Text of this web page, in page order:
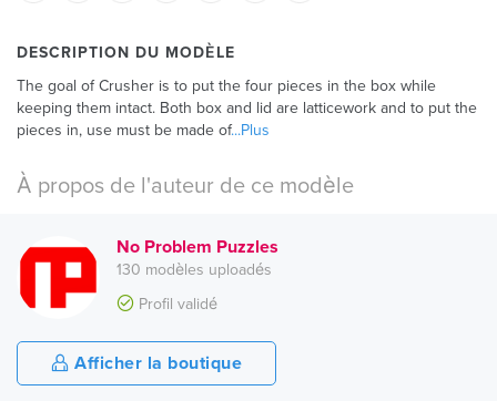
DESCRIPTION DU MODÈLE
The goal of Crusher is to put the four pieces in the box while
keeping them intact. Both box and lid are latticework and to put the
pieces in, use must be made of...Plus
À propos de l'auteur de ce modèle
No Problem Puzzles
130 modèles uploadés
Profil validé
Afficher la boutique